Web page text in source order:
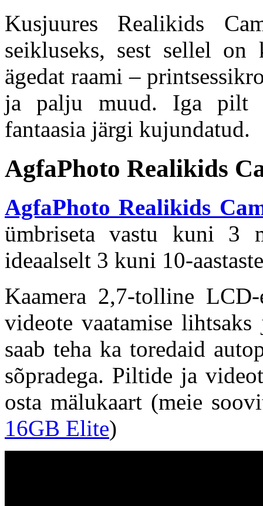
Kusjuures Realikids
seikluseks, sest sellel
ägedat raami –
ja palju muud. Iga pilt
fantaasia järgi kujundatud.
AgfaPhoto Realikids
AgfaPhoto Realikids
ümbriseta vastu kuni 3
ideaalselt 3 kuni 10-
Kaamera 2,7-tolline
videote vaatamise
saab teha ka toredaid
sõpradega. Piltide ja
osta mälukaart (meie
16GB Elite)